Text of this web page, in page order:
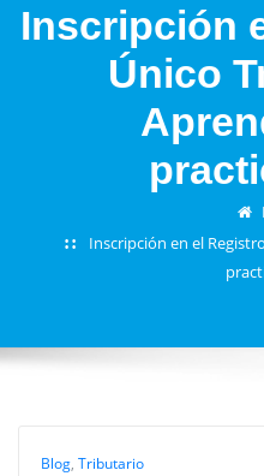
Inscripción
Único
Inscripción en el
Blog, Tributario